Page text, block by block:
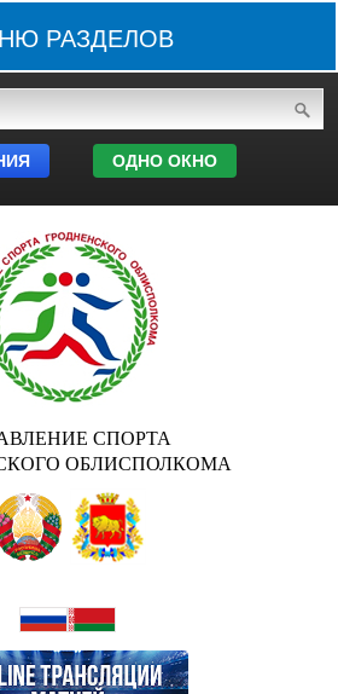
РАЗДЕЛОВ
ОДНО ОКНО
СПОРТА
ОБЛИСПОЛКОМА